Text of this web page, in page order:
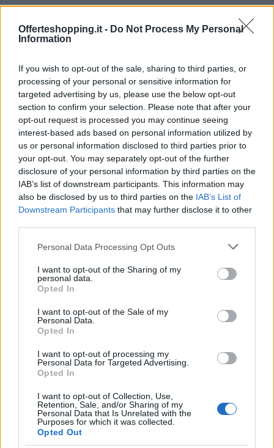
Offerteshopping.it - Do Not Process My Personal
Information
If you wish to opt-out of the sale, sharing to third parties, or
processing of your personal or sensitive information for
targeted advertising by us, please use the below opt-out
section to confirm your selection. Please note that after your
opt-out request is processed you may continue seeing
interest-based ads based on personal information utilized by
us or personal information disclosed to third parties prior to
your opt-out. You may separately opt-out of the further
disclosure of your personal information by third parties on the
IAB’s list of downstream participants. This information may
also be disclosed by us to third parties on the IAB’s List of
Downstream Participants that may further disclose it to other
Please note that this website/app uses one or more Google
not limited to your visit or usage behaviour. You may click to
grant or deny consent to Google and its third-party tags to
use your data for below specified purposes in below Google
consent section.
Personal Data Processing Opt Outs
I want to opt-out of the Sharing of my
personal data.
Opted In
I want to opt-out of the Sale of my
Personal Data.
Opted In
I want to opt-out of processing my
Personal Data for Targeted Advertising.
Opted In
I want to opt-out of Collection, Use,
Retention, Sale, and/or Sharing of my
Personal Data that Is Unrelated with the
Purposes for which it was collected.
Opted Out
Località: Sassari
ORARI DI APERTURA NEGOZI
Luna e Sole
Località: Sassari
admin · 16 Feb 2010
ORARI DI APERTURA NEGOZI
Trony di Sassari
Località: Sassari
admin · 16 Feb 2010
ORARI DI APERTURA NEGOZI
UniEuro di Sassari
Località: Sassari
CAGLIARI
Media World di Sestu
Località: Sestu
CAGLIARI
Auchan di Santa Gilla
Località: Cagliari
admin · 16 Feb 2010
CAGLIARI
Bata di Cagliari via Petrarca
Località: Cagliari
admin · 16 Feb 2010